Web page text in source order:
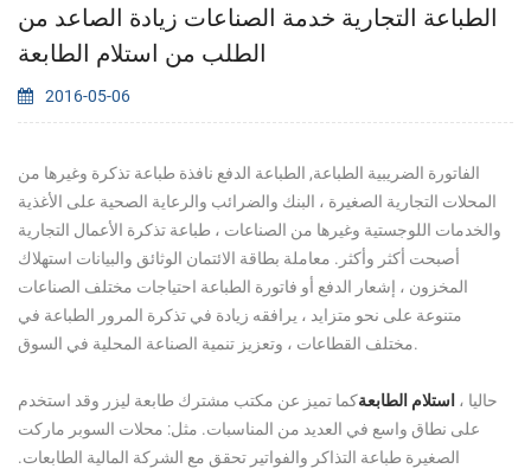
الطباعة التجارية خدمة الصناعات زيادة الصاعد من
الطلب من استلام الطابعة
2016-05-06
الفاتورة الضريبية الطباعة, الطباعة الدفع نافذة طباعة تذكرة وغيرها من
المحلات التجارية الصغيرة ، البنك والضرائب والرعاية الصحية على الأغذية
والخدمات اللوجستية وغيرها من الصناعات ، طباعة تذكرة الأعمال التجارية
أصبحت أكثر وأكثر. معاملة بطاقة الائتمان الوثائق والبيانات استهلاك
المخزون ، إشعار الدفع أو فاتورة الطباعة احتياجات مختلف الصناعات
متنوعة على نحو متزايد ، يرافقه زيادة في تذكرة المرور الطباعة في
مختلف القطاعات ، وتعزيز تنمية الصناعة المحلية في السوق.
حاليا ، استلام الطابعةكما تميز عن مكتب مشترك طابعة ليزر وقد استخدم
على نطاق واسع في العديد من المناسبات. مثل: محلات السوبر ماركت
الصغيرة طباعة التذاكر والفواتير تحقق مع الشركة المالية الطابعات.